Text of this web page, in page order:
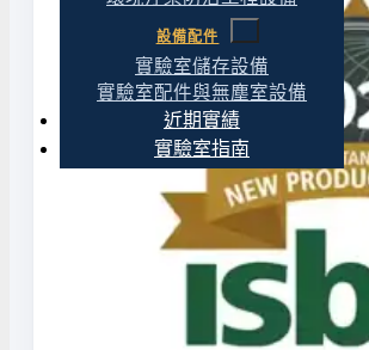
設備配件
實驗室儲存設備
實驗室配件與無塵室設備
近期實績
實驗室指南